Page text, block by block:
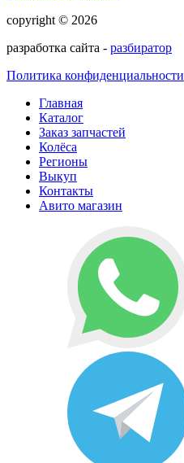
copyright © 2026
разработка сайта - разбиратор
Политика конфиденциальности
Главная
Каталог
Заказ запчастей
Колёса
Регионы
Выкуп
Контакты
Авито магазин